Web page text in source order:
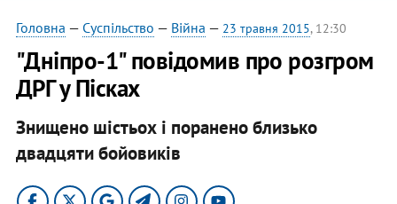
Головна — Суспільство — Війна — 23 травня 2015, 12:30
"Дніпро-1" повідомив про розгром
ДРГ у Пісках
Знищено шістьох і поранено близько
двадцяти бойовиків